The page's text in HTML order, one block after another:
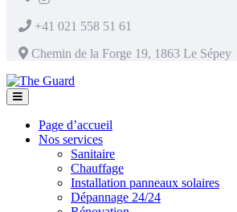
+41 021 558 51 61
Chemin de la Forge 19, 1863 Le Sépey
Page d’accueil
Nos services
Sanitaire
Chauffage
Installation panneaux solaires
Dépannage 24/24